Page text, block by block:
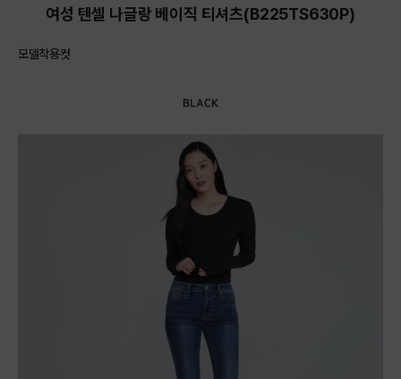
여성 텐셀 나글랑 베이직 티셔츠(B225TS630P)
모델착용컷